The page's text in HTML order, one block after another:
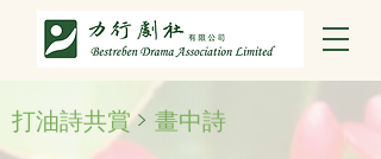
打油詩共賞> 畫中詩